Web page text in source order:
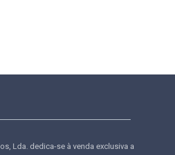
Lda. dedica-se à venda exclusiva a